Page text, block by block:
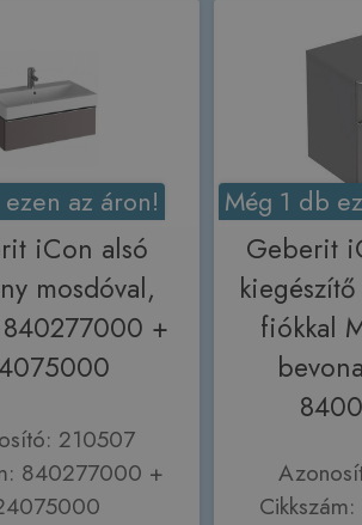
az áron!
iCon alsó
mosdóval,
+
210507
840277000 +
Még 1 db
Geberit
fiókkal